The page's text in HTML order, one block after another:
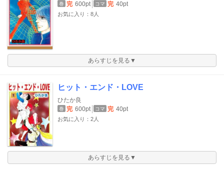
巻 完 600pt コマ 完 40pt
お気に入り：8人
あらすじを見る▼
ヒット・エンド・LOVE
ひたか良
巻 完 600pt コマ 完 40pt
お気に入り：2人
あらすじを見る▼